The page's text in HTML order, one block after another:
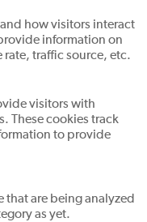
how visitors interact
information on
traffic source, etc.
visitors with
These cookies track
to provide
that are being analyzed
as yet.